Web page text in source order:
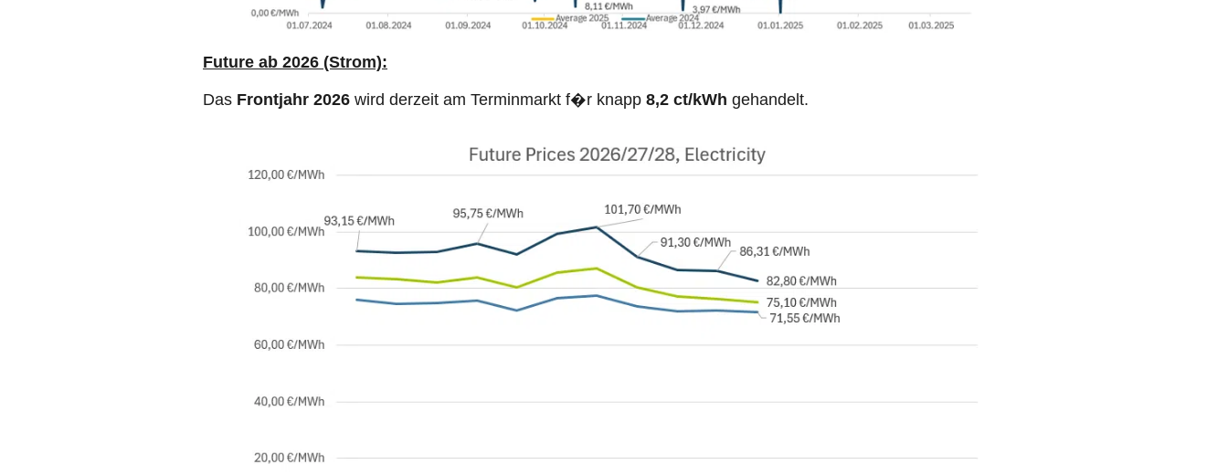
Future ab 2026 (Strom):
Das Frontjahr 2026 wird derzeit am Terminmarkt f�r knapp 8,2 ct/kWh gehandelt.